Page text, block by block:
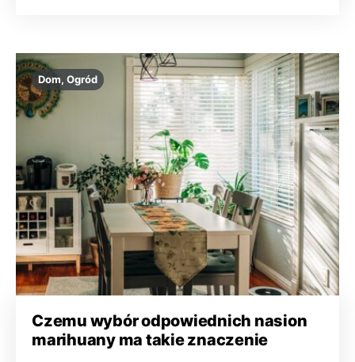
Dom, Ogród
Czemu wybór odpowiednich nasion
marihuany ma takie znaczenie